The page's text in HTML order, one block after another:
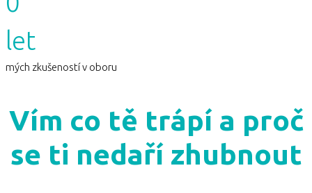
let
mých zkušeností v oboru
Vím co tě trápí a proč
se ti nedaří zhubnout